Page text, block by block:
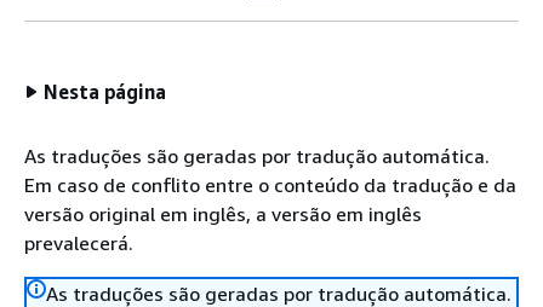
Nesta página
As traduções são geradas por tradução automática.
Em caso de conflito entre o conteúdo da tradução e da
versão original em inglês, a versão em inglês
prevalecerá.
As traduções são geradas por tradução automática.